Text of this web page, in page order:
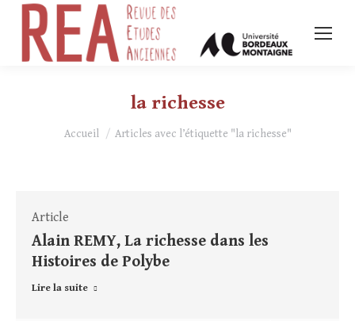
la richesse
Vous êtes ici :
Accueil Articles avec l’étiquette "la richesse"
Article
Alain REMY, La richesse dans les
Histoires de Polybe
Lire la suite